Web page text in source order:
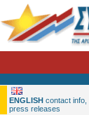
ENGLISH contact info,
press releases